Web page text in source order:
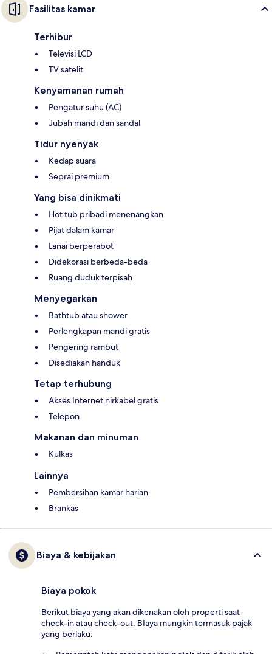
Fasilitas kamar
Terhibur
Televisi LCD
TV satelit
Kenyamanan rumah
Pengatur suhu (AC)
Jubah mandi dan sandal
Tidur nyenyak
Kedap suara
Seprai premium
Yang bisa dinikmati
Hot tub pribadi menenangkan
Pijat dalam kamar
Lanai berperabot
Didekorasi berbeda-beda
Ruang duduk terpisah
Menyegarkan
Bathtub atau shower
Perlengkapan mandi gratis
Pengering rambut
Disediakan handuk
Tetap terhubung
Akses Internet nirkabel gratis
Telepon
Makanan dan minuman
Kulkas
Lainnya
Pembersihan kamar harian
Brankas
Biaya & kebijakan
Biaya pokok
Berikut biaya yang akan dikenakan oleh properti saat
check-in atau check-out. BIaya mungkin termasuk pajak
yang berlaku: